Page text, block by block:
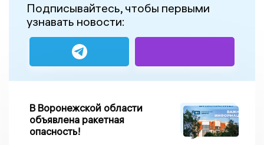
Подписывайтесь, чтобы первыми
узнавать новости:
В Воронежской области
объявлена ракетная
опасность!